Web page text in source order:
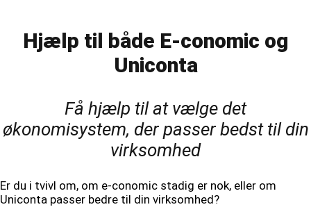
Hjælp til både E-conomic og
Uniconta
Få hjælp til at vælge det
økonomisystem, der passer bedst til din
virksomhed
Er du i tvivl om, om e-conomic stadig er nok, eller om
Uniconta passer bedre til din virksomhed?